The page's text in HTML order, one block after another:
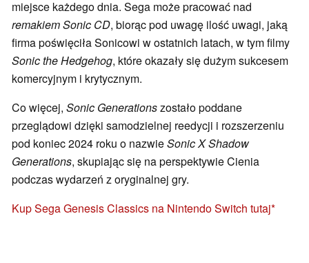
miejsce każdego dnia. Sega może pracować nad
remakiem Sonic CD, biorąc pod uwagę ilość uwagi, jaką
firma poświęciła Sonicowi w ostatnich latach, w tym filmy
Sonic the Hedgehog, które okazały się dużym sukcesem
komercyjnym i krytycznym.
Co więcej, Sonic Generationszostało poddane
przeglądowi dzięki samodzielnej reedycji i rozszerzeniu
pod koniec 2024 roku o nazwieSonic X Shadow
Generations, skupiając się na perspektywie Cienia
podczas wydarzeń z oryginalnej gry.
Kup Sega Genesis Classics na Nintendo Switch tutaj